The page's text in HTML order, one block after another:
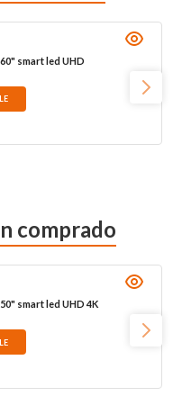
smart led UHD
comprado
smart led UHD 4K